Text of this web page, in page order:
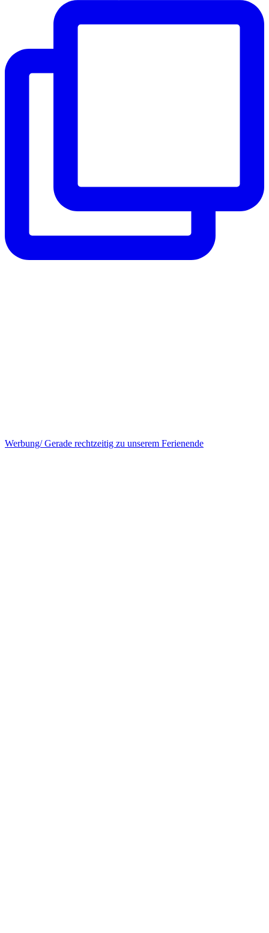
Werbung/ Gerade rechtzeitig zu unserem Ferienende